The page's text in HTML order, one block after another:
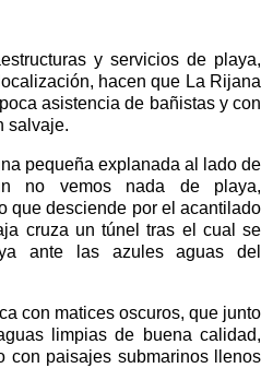
y servicios de playa,
hacen que La Rijana
asistencia de bañistas y con
salvaje.
pequeña explanada al lado de
no vemos nada de playa,
que desciende por el acantilado
cruza un túnel tras el cual se
ante las azules aguas del
con matices oscuros, que junto
limpias de buena calidad,
con paisajes submarinos llenos